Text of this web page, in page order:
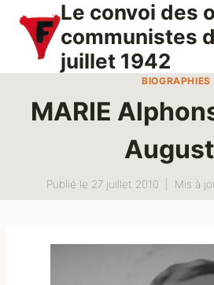
contenu
Le convoi des
communistes
juillet 1942
BIOGRAPHIES
MARIE
Publié le 27 juillet 2010 Mis à